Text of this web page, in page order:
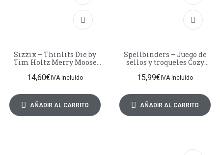
Sizzix – Thinlits Die by
Tim Holtz Merry Moose
14,60€IVA Incluido
AÑADIR AL CARRITO
Spellbinders – Juego de
sellos y troqueles Cozy
15,99€IVA Incluido
AÑADIR AL CARRITO